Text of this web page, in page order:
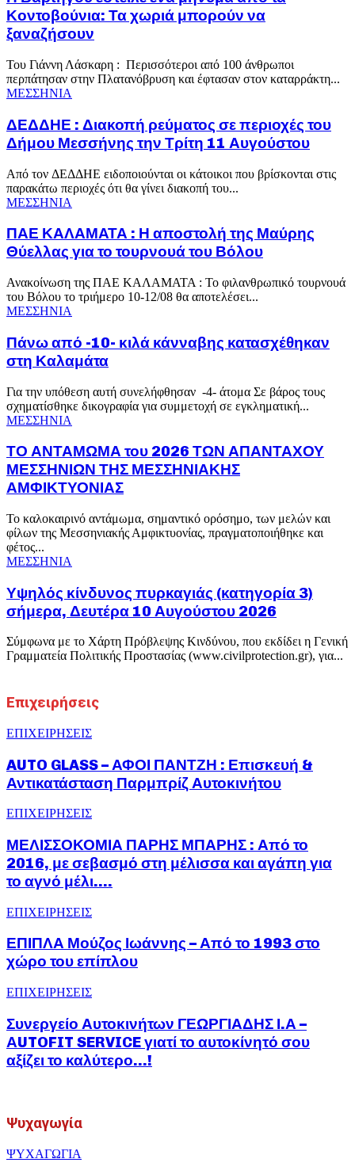
Κοντοβούνια: Τα χωριά μπορούν να
ξαναζήσουν
Του Γιάννη Λάσκαρη : Περισσότεροι από 100 άνθρωποι
περπάτησαν στην Πλατανόβρυση και έφτασαν στον καταρράκτη...
ΜΕΣΣΗΝΙΑ
ΔΕΔΔΗΕ : Διακοπή ρεύματος σε περιοχές του
Δήμου Μεσσήνης την Τρίτη 11 Αυγούστου
Από τον ΔΕΔΔΗΕ ειδοποιούνται οι κάτοικοι που βρίσκονται στις
παρακάτω περιοχές ότι θα γίνει διακοπή του...
ΜΕΣΣΗΝΙΑ
ΠΑΕ ΚΑΛΑΜΑΤΑ : Η αποστολή της Μαύρης
Θύελλας για το τουρνουά του Βόλου
Ανακοίνωση της ΠΑΕ ΚΑΛΑΜΑΤΑ : Το φιλανθρωπικό τουρνουά
του Βόλου το τριήμερο 10-12/08 θα αποτελέσει...
ΜΕΣΣΗΝΙΑ
Πάνω από -10- κιλά κάνναβης κατασχέθηκαν
στη Καλαμάτα
Για την υπόθεση αυτή συνελήφθησαν -4- άτομα Σε βάρος τους
σχηματίσθηκε δικογραφία για συμμετοχή σε εγκληματική...
ΜΕΣΣΗΝΙΑ
ΤΟ ΑΝΤΑΜΩΜΑ του 2026 ΤΩΝ ΑΠΑΝΤΑΧΟΥ
ΜΕΣΣΗΝΙΩΝ ΤΗΣ ΜΕΣΣΗΝΙΑΚΗΣ
ΑΜΦΙΚΤΥΟΝΙΑΣ
Το καλοκαιρινό αντάμωμα, σημαντικό ορόσημο, των μελών και
φίλων της Μεσσηνιακής Αμφικτυονίας, πραγματοποιήθηκε και
φέτος...
ΜΕΣΣΗΝΙΑ
Υψηλός κίνδυνος πυρκαγιάς (κατηγορία 3)
σήμερα, Δευτέρα 10 Αυγούστου 2026
Σύμφωνα με το Χάρτη Πρόβλεψης Κινδύνου, που εκδίδει η Γενική
Γραμματεία Πολιτικής Προστασίας (www.civilprotection.gr), για...
Επιχειρήσεις
ΕΠΙΧΕΙΡΗΣΕΙΣ
AUTO GLASS – ΑΦΟΙ ΠΑΝΤΖΗ : Επισκευή &
Αντικατάσταση Παρμπρίζ Αυτοκινήτου
ΕΠΙΧΕΙΡΗΣΕΙΣ
ΜΕΛΙΣΣΟΚΟΜΙΑ ΠΑΡΗΣ ΜΠΑΡΗΣ : Από το
2016, με σεβασμό στη μέλισσα και αγάπη για
το αγνό μέλι….
ΕΠΙΧΕΙΡΗΣΕΙΣ
ΕΠΙΠΛΑ Μούζος Ιωάννης – Από το 1993 στο
χώρο του επίπλου
ΕΠΙΧΕΙΡΗΣΕΙΣ
Συνεργείο Αυτοκινήτων ΓΕΩΡΓΙΑΔΗΣ Ι.Α –
ΑUTOFIT SERVICE γιατί το αυτοκίνητό σου
αξίζει το καλύτερο…!
Ψυχαγωγία
13ο
ΨΥΧΑΓΩΓΙΑ